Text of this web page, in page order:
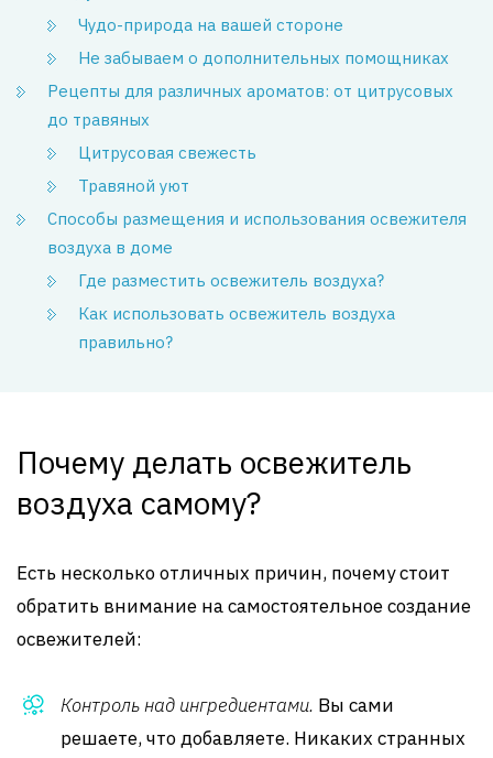
Чудо-природа на вашей стороне
Не забываем о дополнительных помощниках
Рецепты для различных ароматов: от цитрусовых
до травяных
Цитрусовая свежесть
Травяной уют
Способы размещения и использования освежителя
воздуха в доме
Где разместить освежитель воздуха?
Как использовать освежитель воздуха
правильно?
Почему делать освежитель
воздуха самому?
Есть несколько отличных причин, почему стоит
обратить внимание на самостоятельное создание
освежителей:
Контроль над ингредиентами. Вы сами
решаете, что добавляете. Никаких странных